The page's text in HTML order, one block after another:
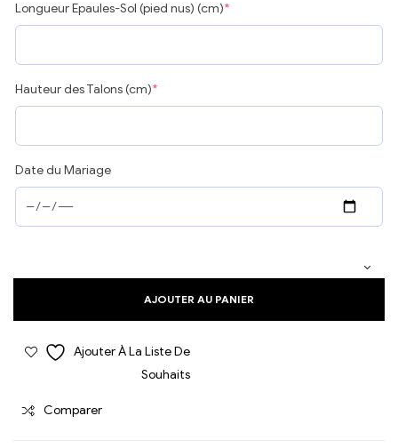
Longueur Epaules-Sol (pied nus) (cm)*
Hauteur des Talons (cm)*
Date du Mariage
AJOUTER AU PANIER
Ajouter À La Liste De
Souhaits
Comparer